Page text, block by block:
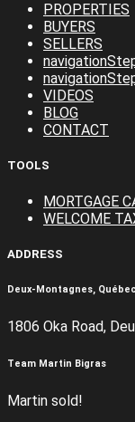
PROPERTIES
BUYERS
SELLERS
VIDEOS
BLOG
CONTACT
TOOLS
MORTGAGE
WELCOME
ADDRESS
Deux-Montagnes, Québec
1806 Oka Road,
Team Martin Bigras
Martin sold!